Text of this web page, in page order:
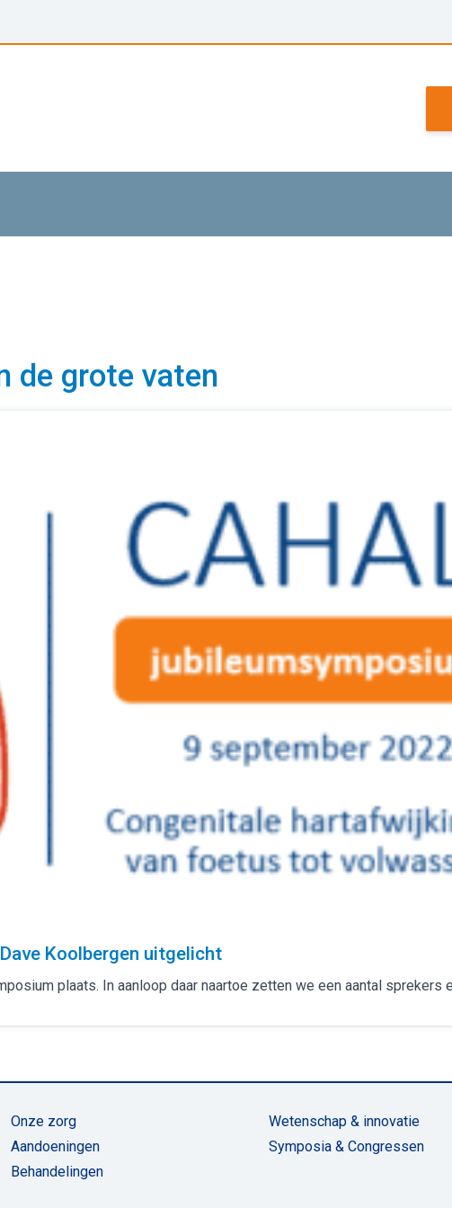
de grote vaten
Koolbergen uitgelicht
plaats. In aanloop daar naartoe zetten we een aantal sprekers
Onze zorg
Aandoeningen
Behandelingen
Wetenschap & innovatie
Symposia & Congressen